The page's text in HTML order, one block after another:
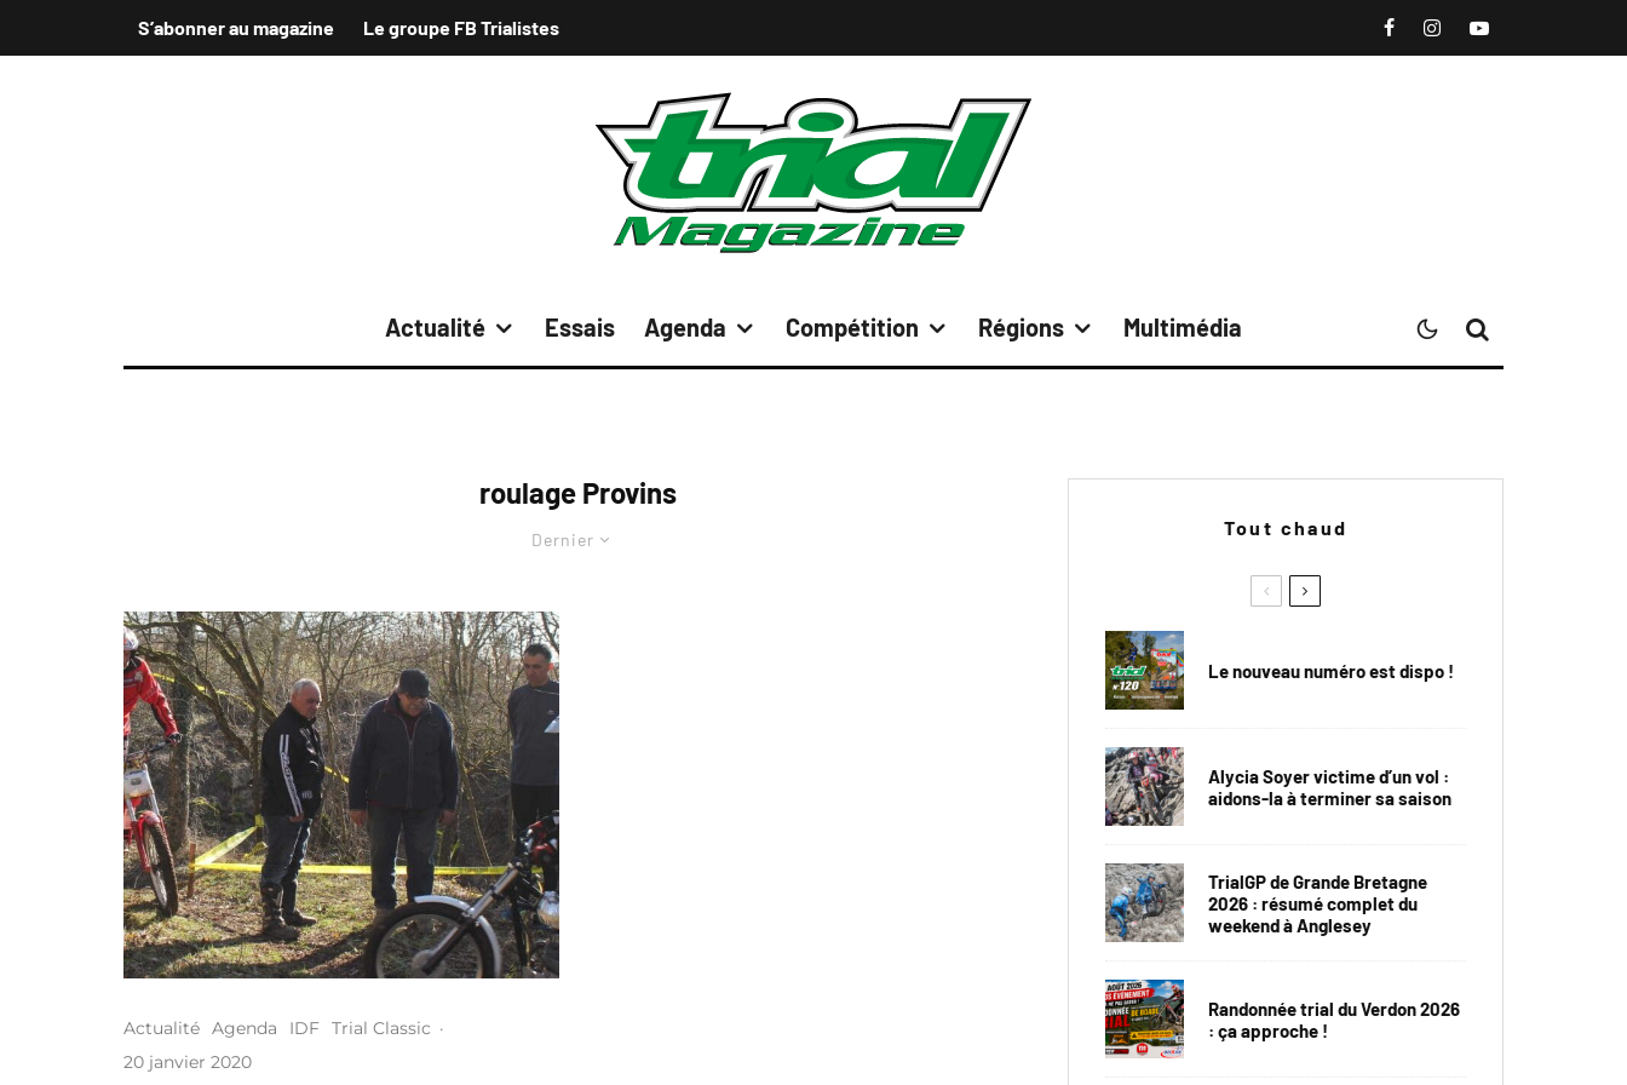
S’abonner au magazine Le groupe FB Trialistes
Actualité Essais Agenda Compétition Régions Multimédia
roulage Provins
Dernier
Actualité Agenda IDF Trial Classic ·
20 janvier 2020
Tout chaud
Le nouveau numéro est dispo !
Alycia Soyer victime d’un vol :
aidons-la à terminer sa saison
TrialGP de Grande Bretagne
2026 : résumé complet du
weekend à Anglesey
Randonnée trial du Verdon 2026
: ça approche !